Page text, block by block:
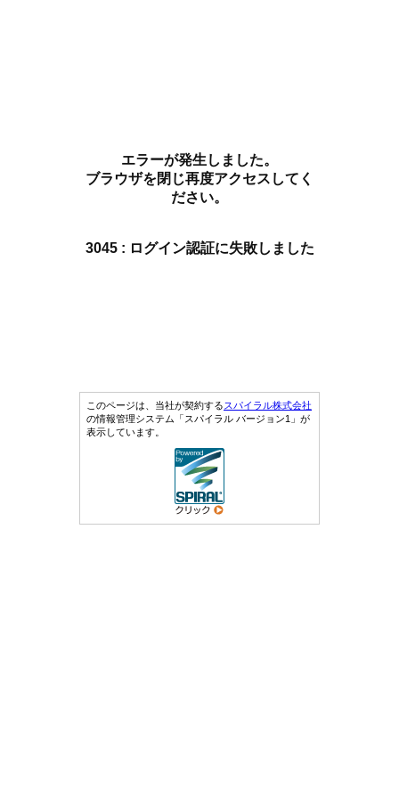
エラーが発生しました。
ブラウザを閉じ再度アクセスしてく
ださい。
3045 : ログイン認証に失敗しました
このページは、当社が契約するスパイラル株式会社
の情報管理システム「スパイラル バージョン1」が
表示しています。